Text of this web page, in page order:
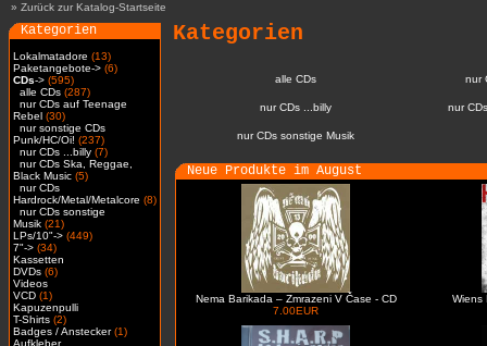
» Zurück zur Katalog-Startseite
Kategorien
Lokalmatadore (13)
Paketangebote-> (6)
CDs-> (595)
alle CDs (287)
nur CDs auf Teenage
Rebel (30)
nur sonstige CDs
Punk/HC/Oi! (237)
nur CDs ...billy (7)
nur CDs Ska, Reggae,
Black Music (5)
nur CDs
Hardrock/Metal/Metalcore (8)
nur CDs sonstige
Musik (21)
LPs/10"-> (449)
7"-> (34)
Kassetten
DVDs (6)
Videos
VCD (1)
Kapuzenpulli
T-Shirts (2)
Badges / Anstecker(1)
Aufkleber
Kategorien
alle CDs nur
nur CDs ...billy nur
nur CDs sonstige Musik
Neue Produkte im August
Nema Barikada – Zmrazeni V Čase - CD
7.00EUR
Wiens